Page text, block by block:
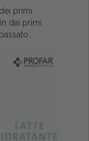
primi
dai primi